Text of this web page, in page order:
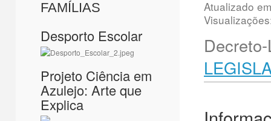
FAMÍLIAS
Desporto Escolar
Projeto Ciência em
Azulejo: Arte que
Explica
Atualizado